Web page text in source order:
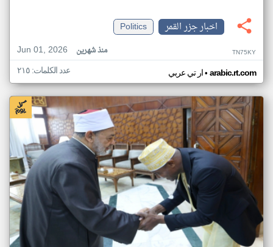
اخبار جزر القمر
Politics
Jun 01, 2026
منذ شهرين TN75KY
ار تي عربي• arabic.rt.com عدد الكلمات: ٢١٥